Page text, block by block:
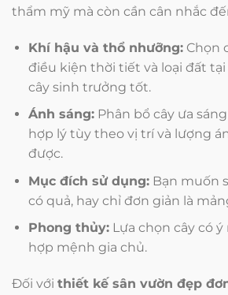
thẩm mỹ mà còn cần cân nhắc
Khí hậu và thổ nhưỡng:Chọn
điều kiện thời tiết và loại đất
cây sinh trưởng tốt.
Ánh sáng:Phân bổ cây ưa
hợp lý tùy theo vị trí và lượng
được.
Mục đích sử dụng:Bạn muốn
có quả, hay chỉ đơn giản là
Phong thủy:Lựa chọn cây có
hợp mệnh gia chủ.
Đối với thiết kế sân vườn đẹp